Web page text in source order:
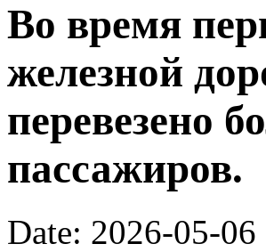
Во время
железной
перевезено
пассажиров.
Date: 2026-05-06